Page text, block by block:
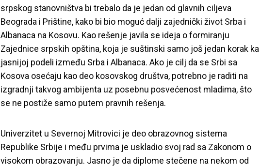
srpskog stanovništva bi trebalo da je jedan od glavnih ciljeva
Beograda i Prištine, kako bi bio moguć dalji zajednički život Srba i
Albanaca na Kosovu. Kao rešenje javila se ideja o formiranju
Zajednice srpskih opština, koja je suštinski samo još jedan korak ka
jasnijoj podeli između Srba i Albanaca. Ako je cilj da se Srbi sa
Kosova osećaju kao deo kosovskog društva, potrebno je raditi na
izgradnji takvog ambijenta uz posebnu posvećenost mladima, što
se ne postiže samo putem pravnih rešenja.
Univerzitet u Severnoj Mitrovici je deo obrazovnog sistema
Republike Srbije i među prvima je uskladio svoj rad sa Zakonom o
visokom obrazovanju. Jasno je da diplome stečene na nekom od